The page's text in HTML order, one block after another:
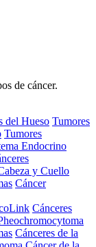
de cáncer.
del Hueso Tumores
Tumores
Endocrino
y Cuello
Cáncer
Cánceres
Cánceres de la